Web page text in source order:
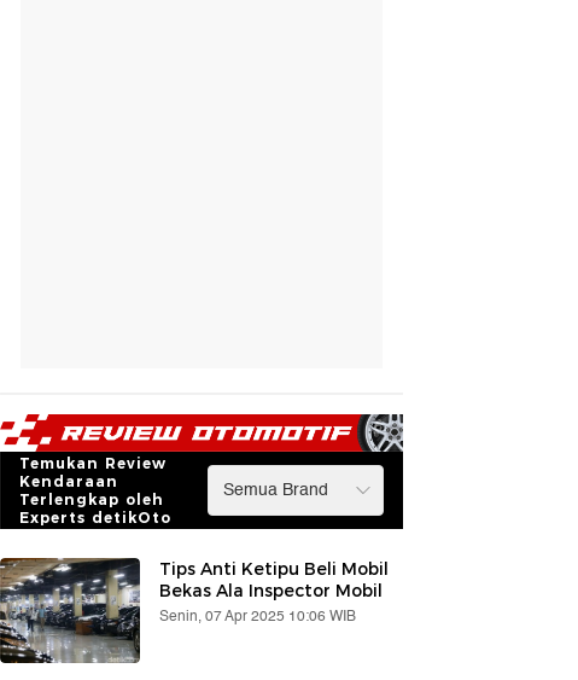
Temukan Review
Kendaraan
Terlengkap oleh
Experts detikOto
Tips Anti Ketipu Beli Mobil
Bekas Ala Inspector Mobil
Senin, 07 Apr 2025 10:06 WIB